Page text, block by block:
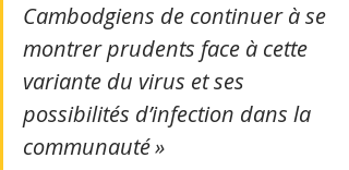
Cambodgiens de continuer à se
montrer prudents face à cette
variante du virus et ses
possibilités d’infection dans la
communauté »